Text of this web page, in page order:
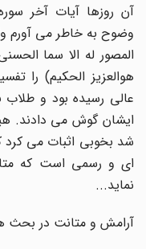
آن روزها آیات آخر
وضوح به خاطر می آورم
المصور له الا سما
هوالعزیز الحکیم) را
عالی رسیده بود و طلاب
ایشان گوش می دادند.
شد بخوبی اثبات می کرد
ای و رسمی است که
نماید...
آرامش و متانت در بحث